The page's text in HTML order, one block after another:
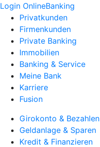
Login OnlineBanking
Privatkunden
Firmenkunden
Private Banking
Immobilien
Banking & Service
Meine Bank
Karriere
Fusion
Girokonto & Bezahlen
Geldanlage & Sparen
Kredit & Finanzieren